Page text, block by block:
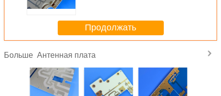
высокопроизводительной
радиочастотной работы
Продолжать
Больше Антенная плата